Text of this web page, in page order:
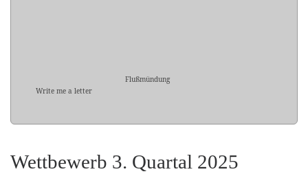
Write me a letter
Flußmündung
Wettbewerb 3. Quartal 2025